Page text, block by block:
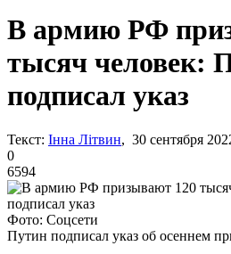
В армию РФ
тысяч человек:
подписал указ
Текст: Інна Літвин, 30 сентября
0
6594
Фото: Соцсети
Путин подписал указ об осеннем